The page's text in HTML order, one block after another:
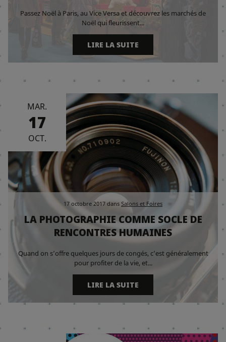
Passez Noël à Paris, au Vice Versa et découvrez les marchés de
Noël qui fleurissent...
LIRE LA SUITE
MAR.
17
OCT.
17 octobre 2017 dans Salons et Foires
LA PHOTOGRAPHIE COMME SOCLE DE
RENCONTRES HUMAINES
Quand on s’offre quelques jours de congés, c’est généralement
pour profiter de la vie, et...
LIRE LA SUITE